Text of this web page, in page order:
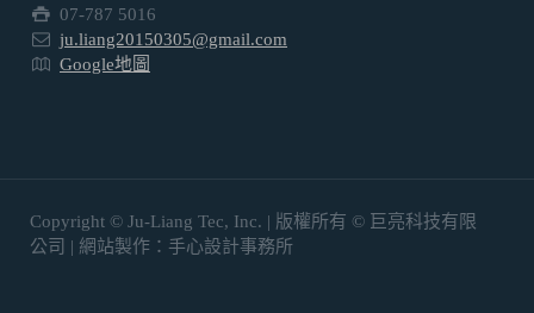
07-787 5016
ju.liang20150305@gmail.com
Google地圖
Copyright © Ju-Liang Tec, Inc. | 版權所有 © 巨亮科技有限
公司 | 網站製作：手心設計事務所